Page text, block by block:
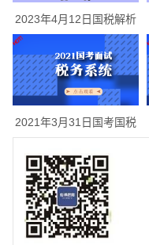
2023年4月12日国税解析
2021年3月31日国考国税